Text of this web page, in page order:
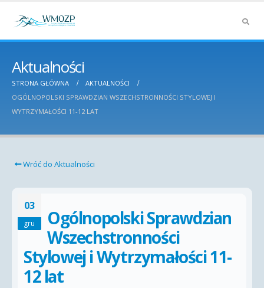
Aktualności
STRONA GŁÓWNA
AKTUALNOŚCI
OGÓLNOPOLSKI SPRAWDZIAN WSZECHSTRONNOŚCI STYLOWEJ I
WYTRZYMAŁOŚCI 11-12 LAT
Wróć do Aktualności
03
gru
Ogólnopolski Sprawdzian
Wszechstronności
Stylowej i Wytrzymałości 11-
12 lat